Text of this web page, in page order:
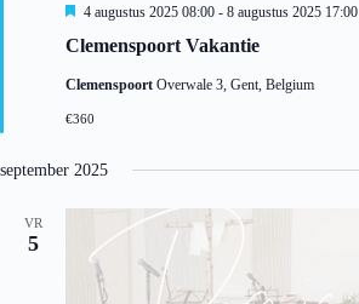
Clemenspoort Vakantie
U
t
e
i
h
4 augustus 2025 08:00 - 8 augustus 2025 17:00
Clemenspoort Overwale 3, Gent, Belgium
€360
september 2025
VR
5